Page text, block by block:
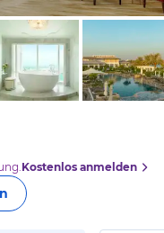
Kostenlos anmelden